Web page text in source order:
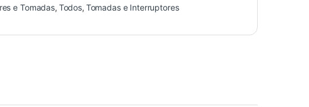
e Tomadas, Todos, Tomadas e Interruptores